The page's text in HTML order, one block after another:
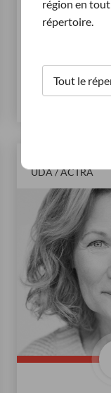
région en
répertoire.
Comédie /
Écoutes
(4)
UDA / ACTRA